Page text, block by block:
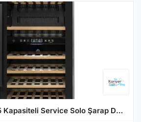
La Sommeliere 75 Kapasiteli Service Solo Şarap Dolabı ECS812Z